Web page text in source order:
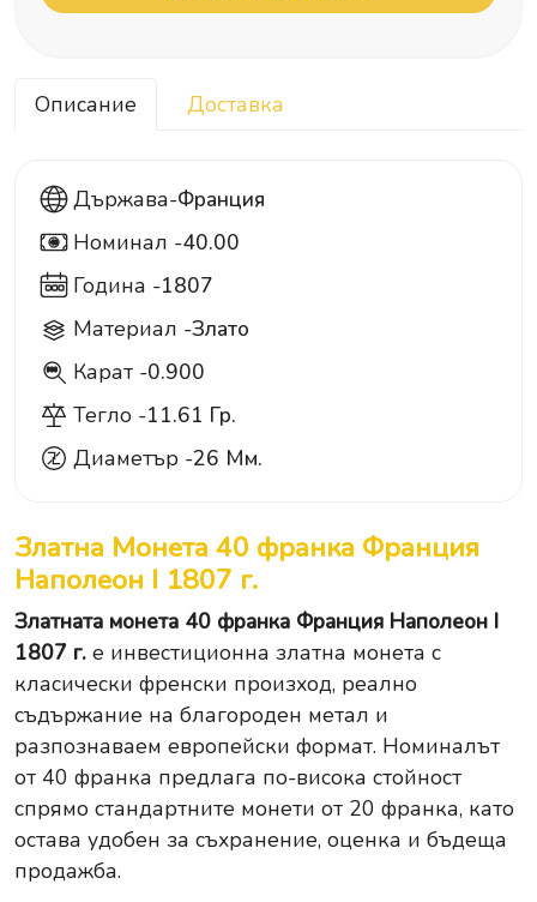
Описание Доставка
Държава-Франция
40 Номинал -40.00
Година -1807
Материал -Злато
900 Карат -0.900
Тегло -11.61 Гр.
Диаметър -26 Мм.
Златна Монета 40 франка Франция
Наполеон I 1807 г.
Златната монета 40 франка Франция Наполеон I
1807 г. е инвестиционна златна монета с
класически френски произход, реално
съдържание на благороден метал и
разпознаваем европейски формат. Номиналът
от 40 франка предлага по-висока стойност
спрямо стандартните монети от 20 франка, като
остава удобен за съхранение, оценка и бъдеща
продажба.